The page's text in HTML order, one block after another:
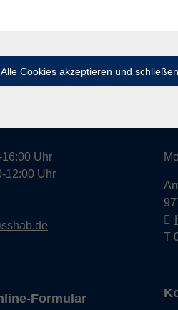
Widerrufsrecht Impressum
Uhr
12:00 Uhr
Formular
T
Alle Cookies akzeptieren und schließen